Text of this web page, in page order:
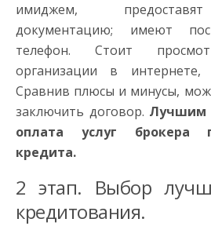
имиджем,
документацию; имеют
телефон. Стоит
организации в интернете,
Сравнив плюсы и минусы,
заключить договор. Лучшим
оплата услуг брокера
кредита.
2 этап. Выбор
кредитования.